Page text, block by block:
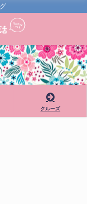
クルーズ